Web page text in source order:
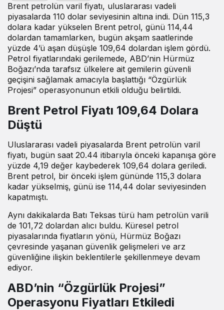
Brent petrolün varil fiyatı, uluslararası vadeli
piyasalarda 110 dolar seviyesinin altına indi. Dün 115,3
dolara kadar yükselen Brent petrol, günü 114,44
dolardan tamamlarken, bugün akşam saatlerinde
yüzde 4’ü aşan düşüşle 109,64 dolardan işlem gördü.
Petrol fiyatlarındaki gerilemede, ABD’nin Hürmüz
Boğazı’nda tarafsız ülkelere ait gemilerin güvenli
geçişini sağlamak amacıyla başlattığı “Özgürlük
Projesi” operasyonunun etkili olduğu belirtildi.
Brent Petrol Fiyatı 109,64 Dolara
Düştü
Uluslararası vadeli piyasalarda Brent petrolün varil
fiyatı, bugün saat 20.44 itibarıyla önceki kapanışa göre
yüzde 4,19 değer kaybederek 109,64 dolara geriledi.
Brent petrol, bir önceki işlem gününde 115,3 dolara
kadar yükselmiş, günü ise 114,44 dolar seviyesinden
kapatmıştı.
Aynı dakikalarda Batı Teksas türü ham petrolün varili
de 101,72 dolardan alıcı buldu. Küresel petrol
piyasalarında fiyatların yönü, Hürmüz Boğazı
çevresinde yaşanan güvenlik gelişmeleri ve arz
güvenliğine ilişkin beklentilerle şekillenmeye devam
ediyor.
ABD’nin “Özgürlük Projesi”
Operasyonu Fiyatları Etkiledi